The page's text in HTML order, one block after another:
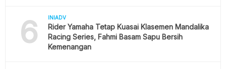
6 INIADV
Rider Yamaha Tetap Kuasai Klasemen Mandalika
Racing Series, Fahmi Basam Sapu Bersih
Kemenangan